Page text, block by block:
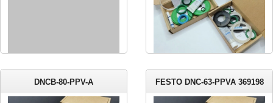
DNCB-80-PPV-A FESTO DNC-63-PPVA 369198